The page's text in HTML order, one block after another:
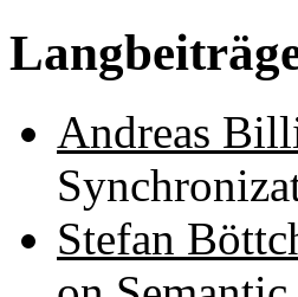
Andreas
Stefan